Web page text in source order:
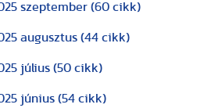
szeptember (60 cikk)
augusztus (44 cikk)
július (50 cikk)
június (54 cikk)